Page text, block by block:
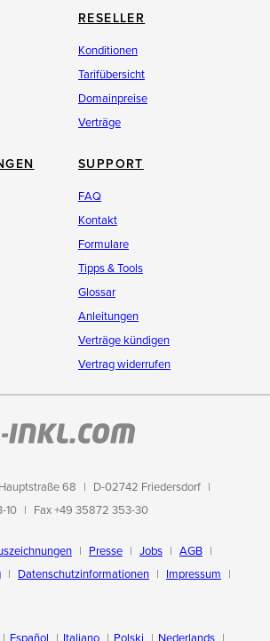
RESELLER
Konditionen
Tarifübersicht
Domainpreise
Verträge
SUPPORT
FAQ
Kontakt
Formulare
Tipps & Tools
Glossar
Anleitungen
Verträge kündigen
Vertrag widerrufen
Hauptstraße 68
D-02742 Friedersdorf
10
Fax +49 35872 353-30
Presse Jobs
AGB
Datenschutzinformationen
Impressum